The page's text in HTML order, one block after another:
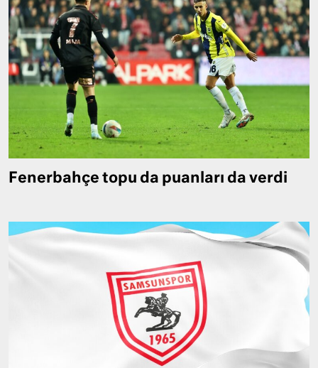
Fenerbahçe topu da puanları da verdi